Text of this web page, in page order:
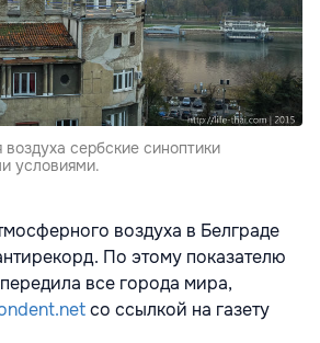
воздуха сербские синоптики
условиями.
воздуха в Белграде
По этому показателю
все города мира,
со ссылкой на газету